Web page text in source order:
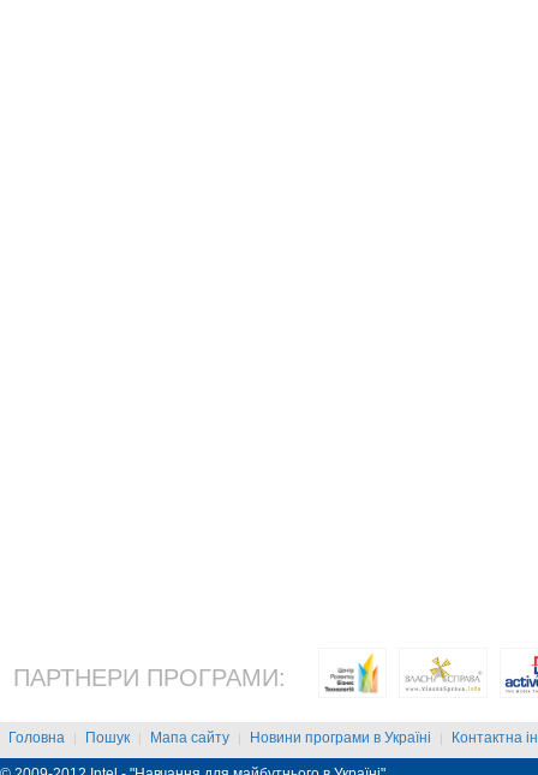
ПАРТНЕРИ ПРОГРАМИ:
Головна | Пошук | Мапа сайту | Новини програми в Україні | Контактна